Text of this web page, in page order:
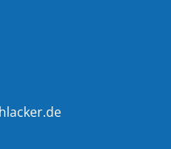
hl ck r d